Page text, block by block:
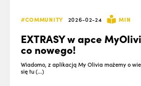
#COMMUNITY 2026-02-24 MIN
EXTRASY w apce
co nowego!
Wiadomo, z aplikacją My Olivia możemy o
się tu (...)